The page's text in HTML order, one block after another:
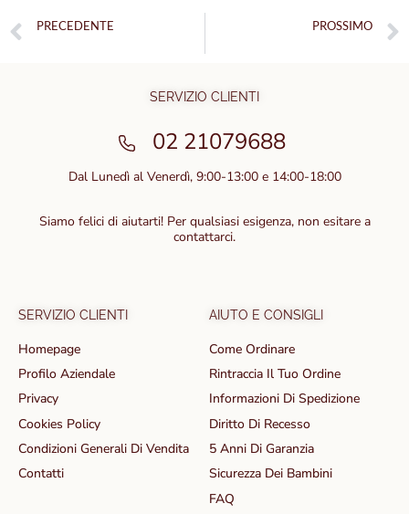
PRECEDENTE PROSSIMO
SERVIZIO CLIENTI
02 21079688
Dal Lunedì al Venerdì, 9:00-13:00 e 14:00-18:00
Siamo felici di aiutarti! Per qualsiasi esigenza, non esitare a
contattarci.
SERVIZIO CLIENTI
Homepage
Profilo Aziendale
Privacy
Cookies Policy
Condizioni Generali Di Vendita
Contatti
AIUTO E CONSIGLI
Come Ordinare
Rintraccia Il Tuo Ordine
Informazioni Di Spedizione
Diritto Di Recesso
5 Anni Di Garanzia
Sicurezza Dei Bambini
FAQ